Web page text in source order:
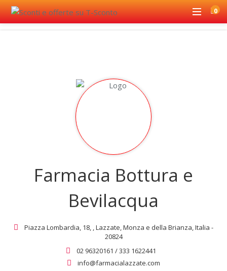
0
Farmacia Bottura e
Bevilacqua
Piazza Lombardia, 18, , Lazzate, Monza e della Brianza, Italia -
20824
02 96320161 / 333 1622441
info@farmacialazzate.com